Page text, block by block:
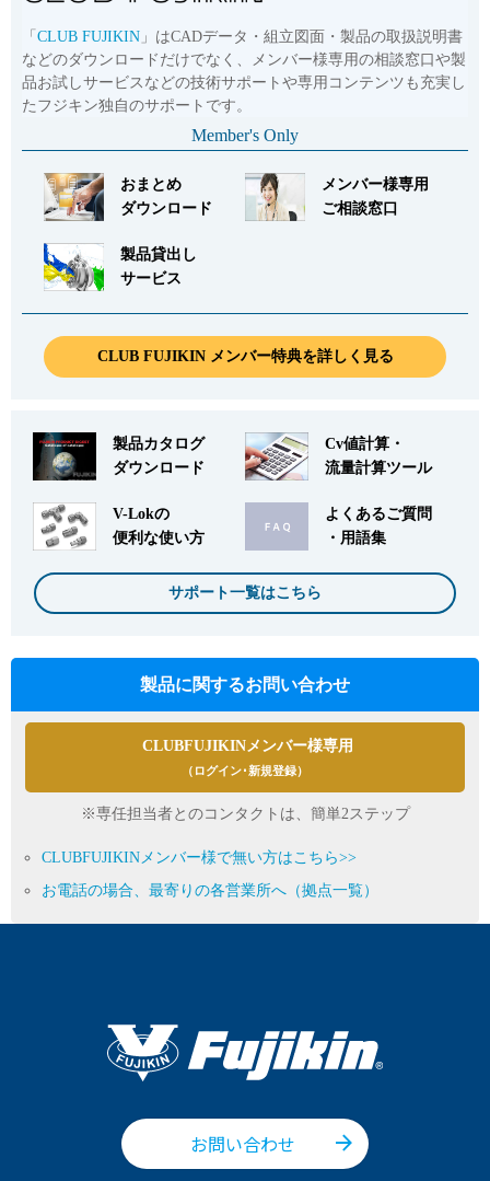
「 CLUB FUJIKIN 」はCADデータ・組立図面・製品の取扱説明書
などのダウンロードだけでなく、メンバー様専用の相談窓口や製
品お試しサービスなどの技術サポートや専用コンテンツも充実し
たフジキン独自のサポートです。
Member's Only
おまとめ
ダウンロード
メンバー様専用
ご相談窓口
製品貸出し
サービス
CLUB FUJIKIN メンバー特典を詳しく見る
製品カタログ
ダウンロード
Cv値計算・
流量計算ツール
V-Lokの
便利な使い方
よくあるご質問
・用語集
サポート一覧はこちら
製品に関するお問い合わせ
CLUBFUJIKINメンバー様専用
（ログイン･新規登録）
※専任担当者とのコンタクトは、簡単2ステップ
CLUBFUJIKINメンバー様で無い方はこちら>>
お電話の場合、最寄りの各営業所へ（拠点一覧）
お問い合わせ